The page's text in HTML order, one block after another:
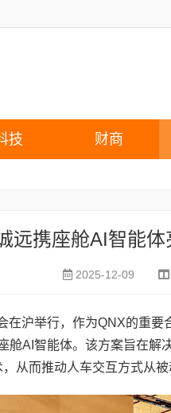
技 财商
远携座舱AI智能
2025-12-09
在沪举行，作为QNX的重
舱AI智能体。该方案旨在解
从而推动人车交互方式从被